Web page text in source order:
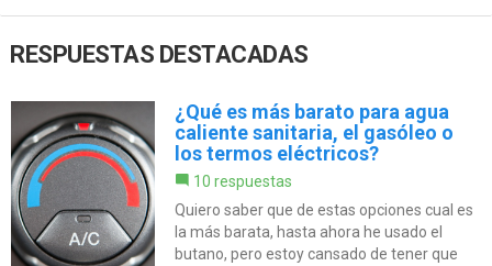
RESPUESTAS DESTACADAS
¿Qué es más barato para agua
caliente sanitaria, el gasóleo o
los termos eléctricos?
10 respuestas
Quiero saber que de estas opciones cual es
la más barata, hasta ahora he usado el
butano, pero estoy cansado de tener que